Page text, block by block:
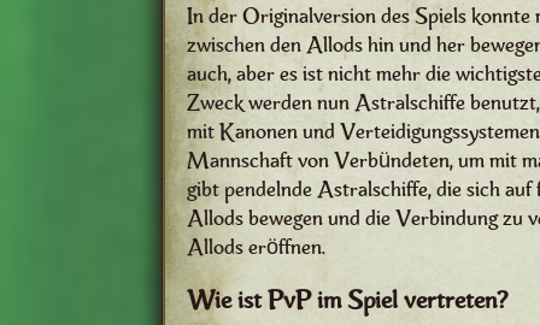
In der Originalversion des Spiels
zwischen den Allods hin und her
auch, aber es ist nicht mehr die
Zweck werden nun Astralschiffe
mit Kanonen und
Mannschaft von Verbündeten, um mit
gibt pendelnde Astralschiffe, die sich
Allods bewegen und die Verbindung zu
Allods eröffnen.
Wie ist PvP im Spiel vertreten?